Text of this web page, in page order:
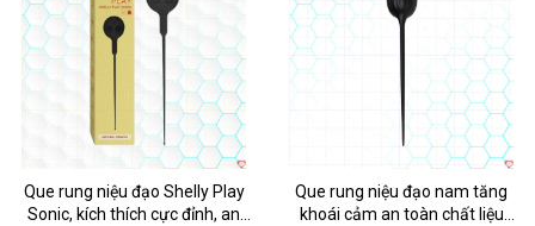
Que rung niệu đạo Shelly Play
Sonic, kích thích cực đỉnh, an
Que rung niệu đạo nam tăng
khoái cảm an toàn chất liệu